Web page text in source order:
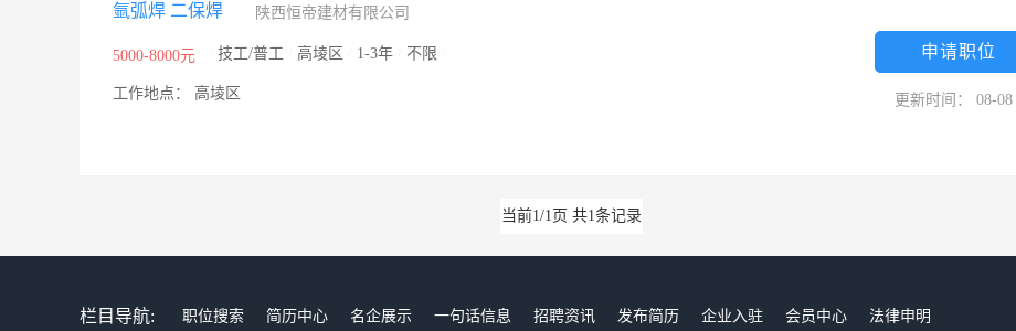
氩弧焊 二保焊 陕西恒帝建材有限公司
5000-8000元 技工/普工 高堎区 1-3年 不限
工作地点： 高堎区
申请职位
更新时间： 08-08
当前1/1页 共1条记录
栏目导航: 职位搜索 简历中心 名企展示 一句话信息 招聘资讯 发布简历 企业入驻 会员中心 法律申明